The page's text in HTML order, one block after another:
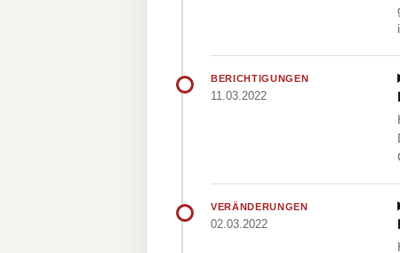
BERICHTIGUNGEN
11.03.2022
VERÄNDERUNGEN
02.03.2022